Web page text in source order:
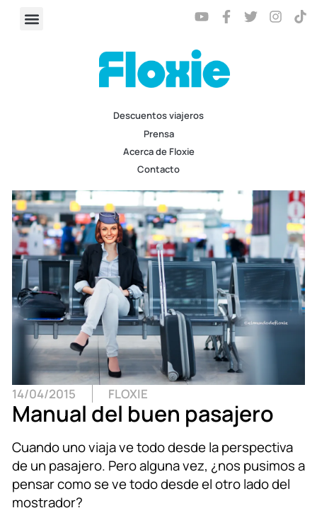
Descuentos viajeros
Prensa
Acerca de Floxie
Contacto
14/04/2015 FLOXIE
Manual del buen pasajero
Cuando uno viaja ve todo desde la perspectiva
de un pasajero. Pero alguna vez, ¿nos pusimos a
pensar como se ve todo desde el otro lado del
mostrador?